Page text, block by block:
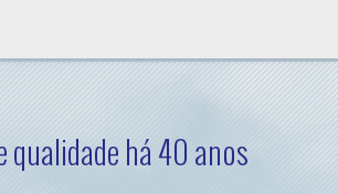
qualidade há 40 anos